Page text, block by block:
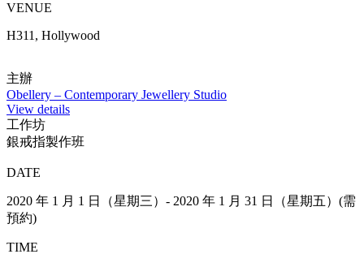
VENUE
H311, Hollywood
主辦
Obellery – Contemporary Jewellery Studio
View details
工作坊
銀戒指製作班
DATE
2020 年 1 月 1 日（星期三）- 2020 年 1 月 31 日（星期五）(需
預約)
TIME